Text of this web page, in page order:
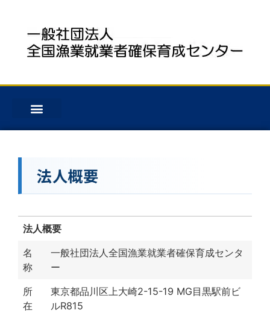
法人概要
法人概要
名
称
一般社団法人全国漁業就業者確保育成センタ
ー
所
在
東京都品川区上大崎2-15-19 MG目黒駅前ビ
ルR815